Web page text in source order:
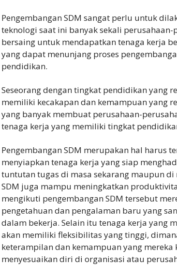
Pengembangan SDM sangat perlu untuk
teknologi saat ini banyak sekali perusahaan-
bersaing untuk mendapatkan tenaga kerja
yang dapat menunjang proses
pendidikan.
Seseorang dengan tingkat pendidikan yang
memiliki kecakapan dan kemampuan yang
yang banyak membuat perusahaan-
tenaga kerja yang memiliki tingkat
Pengembangan SDM merupakan hal harus
menyiapkan tenaga kerja yang siap
tuntutan tugas di masa sekarang maupun di
SDM juga mampu meningkatkan
mengikuti pengembangan SDM tersebut
pengetahuan dan pengalaman baru yang
dalam bekerja. Selain itu tenaga kerja yang
akan memiliki fleksibilitas yang tinggi,
keterampilan dan kemampuan yang
menyesuaikan diri di organisasi atau